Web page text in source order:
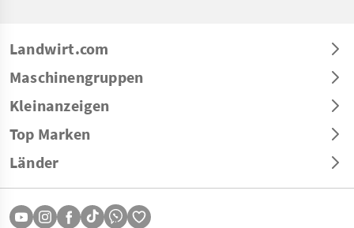
Landwirt.com
Maschinengruppen
Kleinanzeigen
Top Marken
Länder